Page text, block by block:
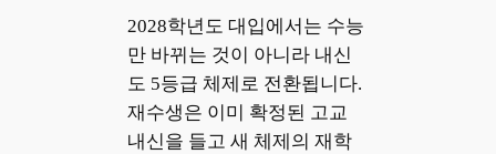
2028학년도 대입에서는 수능
만 바뀌는 것이 아니라 내신
도 5등급 체제로 전환됩니다.
재수생은 이미 확정된 고교
내신을 들고 새 체제의 재학